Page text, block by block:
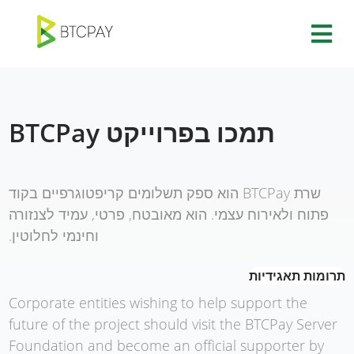
תמכו בפרוייקט BTCPay
שרת BTCPay הוא ספק תשלומים קריפטוגרפיים בקוד
פתוח ולאירוח עצמי. הוא מאובטח, פרטי, עמיד לצנזורה
וחינמי לחלוטין.
תרומות תאגידיות
Corporate entities wishing to help support the
future of the project should visit the BTCPay Server
Foundation and become an official supporter by